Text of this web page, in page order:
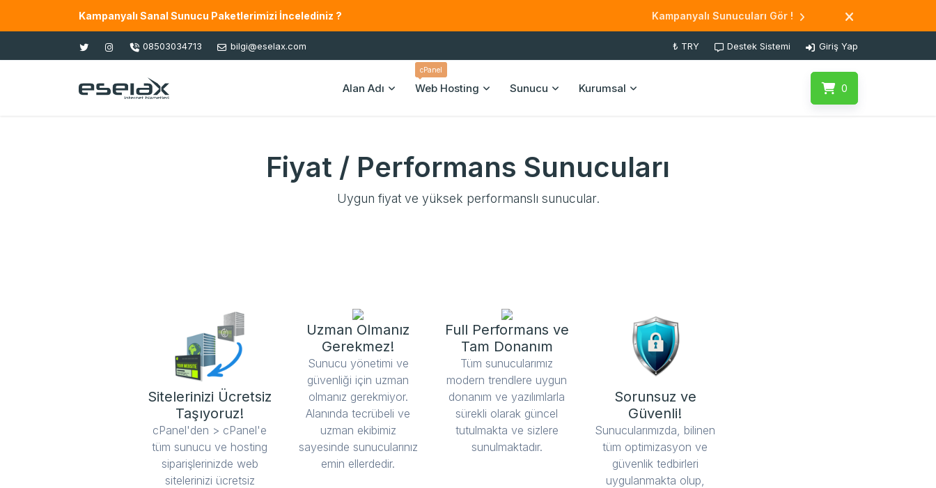
Kampanyalı Sanal Sunucu Paketlerimizi İncelediniz ? Kampanyalı Sunucuları Gör !
08503034713 bilgi@eselax.com ₺ TRY Destek Sistemi Giriş Yap
Alan Adı
cPanel
Web Hosting Sunucu Kurumsal 0
Fiyat / Performans Sunucuları
Uygun fiyat ve yüksek performanslı sunucular.
Sitelerinizi Ücretsiz
Taşıyoruz!
cPanel'den > cPanel'e
tüm sunucu ve hosting
siparişlerinizde web
sitelerinizi ücretsiz
Uzman Olmanız
Gerekmez!
Sunucu yönetimi ve
güvenliği için uzman
olmanız gerekmiyor.
Alanında tecrübeli ve
uzman ekibimiz
sayesinde sunucularınız
emin ellerdedir.
Full Performans ve
Tam Donanım
Tüm sunucularımız
modern trendlere uygun
donanım ve yazılımlarla
sürekli olarak güncel
tutulmakta ve sizlere
sunulmaktadır.
Sorunsuz ve
Güvenli!
Sunucularımızda, bilinen
tüm optimizasyon ve
güvenlik tedbirleri
uygulanmakta olup,